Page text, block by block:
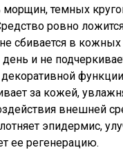
темных
ровно
сбивается в
день и не
за кожей,
внешней
эпидермис,
ее регенерацию.